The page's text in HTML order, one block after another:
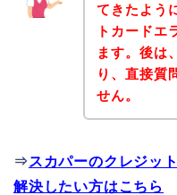
てきたよう
トカードエ
ます。後は
り、直接質
せん。
⇒ スカパーのクレジッ
解決したい方はこちら